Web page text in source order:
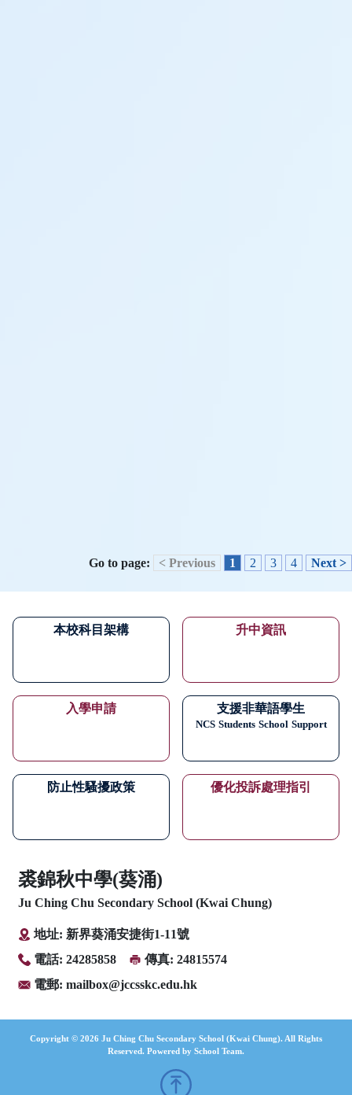
Go to page: < Previous 1 2 3 4 Next >
本校科目架構 升中資訊
入學申請 支援非華語學生
NCS Students School Support
防止性騷擾政策 優化投訴處理指引
裘錦秋中學(葵涌)
Ju Ching Chu Secondary School (Kwai Chung)
地址: 新界葵涌安捷街1-11號
電話: 24285858
傳真: 24815574
電郵: mailbox@jccsskc.edu.hk
Copyright © 2026 Ju Ching Chu Secondary School (Kwai Chung). All Rights
Reserved. Powered by School Team.